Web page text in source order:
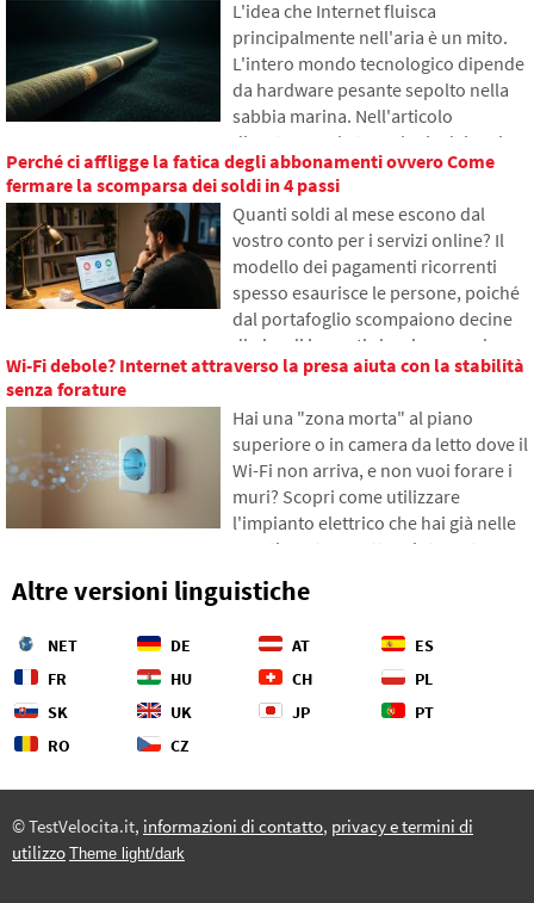
Nell'articolo esploreremo come
funziona l'eredità digitale, perché i
sopravvissuti possono avere
problemi con i dati e come mettere
ordine nelle tracce online già oggi.
L'idea che Internet fluisca
principalmente nell'aria è un mito.
L'intero mondo tecnologico dipende
da hardware pesante sepolto nella
sabbia marina. Nell'articolo
discuteremo la tecnologia dei cavi
sottomarini. Scoprirai come
funzionano le fibre ottiche, cosa
comporta la loro posa dalle navi e
come gli abissi degli oceani sono
diventati un campo di battaglia
geopolitico.
Perché ci affligge la fatica degli abbonamenti ovvero Come
fermare la scomparsa dei soldi in 4 passi
Quanti soldi al mese escono dal
vostro conto per i servizi online? Il
modello dei pagamenti ricorrenti
spesso esaurisce le persone, poiché
dal portafoglio scompaiono decine
di piccoli importi che si accumulano
gradualmente in somme
basiamo su dati freschi del 2026,
mostreremo il divario abissale tra le
nostre stime e la realtà, e offriremo
quattro passi concreti per tenere
meglio sotto controllo le proprie
Wi-Fi debole? Internet attraverso la presa aiuta con la stabilità
senza forature
Hai una "zona morta" al piano
superiore o in camera da letto dove il
Wi-Fi non arriva, e non vuoi forare i
muri? Scopri come utilizzare
l'impianto elettrico che hai già nelle
pareti per trasmettere internet
Nell'articolo ti mostreremo come
powerline, perché riesce a gestire lo
streaming 4K e i giochi, e a cosa fare
attenzione con le vecchie
Altre versioni linguistiche
NET DE AT
ES
FR
HU CH
PL
SK
UK JP
PT
RO
CZ
© TestVelocita.it, informazioni di contatto, privacy e termini di
utilizzo Theme light/dark